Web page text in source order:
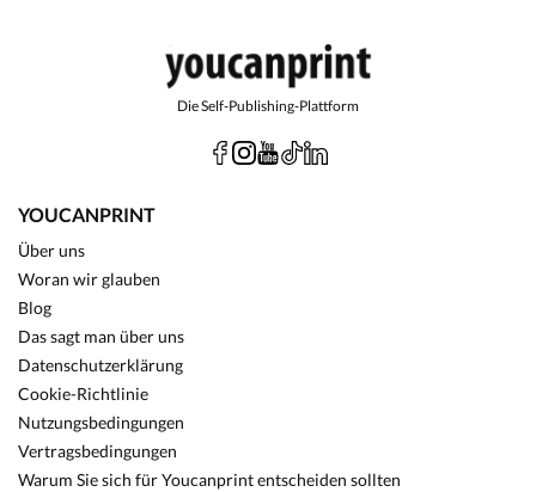
Die Self-Publishing-Plattform
YOUCANPRINT
Über uns
Woran wir glauben
Blog
Das sagt man über uns
Datenschutzerklärung
Cookie-Richtlinie
Nutzungsbedingungen
Vertragsbedingungen
Warum Sie sich für Youcanprint entscheiden sollten